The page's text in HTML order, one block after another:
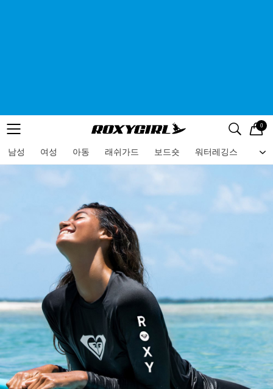
메뉴 검색
로고 0
남성 여성 아동 래쉬가드 보드숏 워터레깅스 비
메뉴